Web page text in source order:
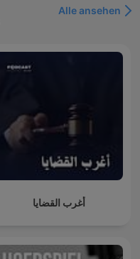
Alle ansehen
أغرب القضايا